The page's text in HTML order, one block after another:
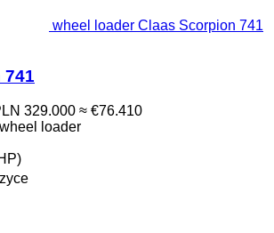
wheel loader Claas Scorpion 741
329.000 ≈ €76.410
loader